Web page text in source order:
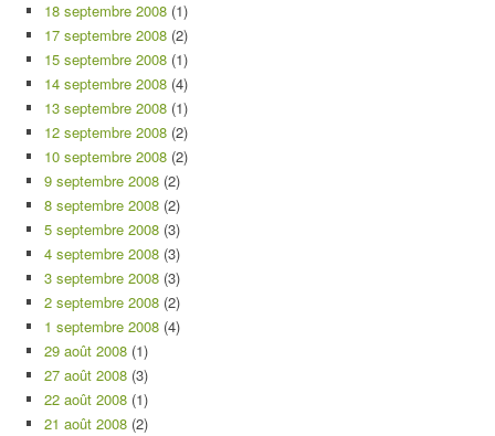
18 septembre 2008 (1)
17 septembre 2008 (2)
15 septembre 2008 (1)
14 septembre 2008 (4)
13 septembre 2008 (1)
12 septembre 2008 (2)
10 septembre 2008 (2)
9 septembre 2008 (2)
8 septembre 2008 (2)
5 septembre 2008 (3)
4 septembre 2008 (3)
3 septembre 2008 (3)
2 septembre 2008 (2)
1 septembre 2008 (4)
29 août 2008 (1)
27 août 2008 (3)
22 août 2008 (1)
21 août 2008 (2)